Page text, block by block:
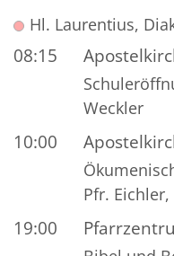
Datum: 10. August
Hl. Laurentius,
08:15
Weckler
10:00
Pfr. Eichler,
19:00